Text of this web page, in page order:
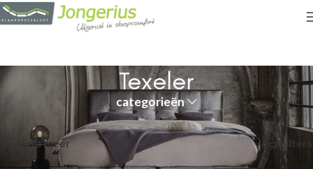
Texeler
categorieën
Texeler
Toont alle 6 resultaten
Vind meer
Filters